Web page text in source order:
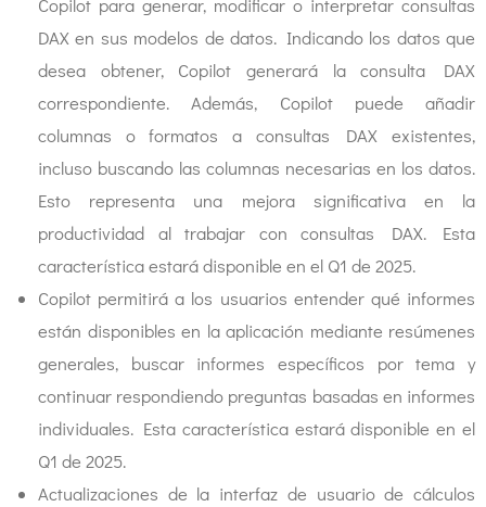
Copilot para generar, modificar o interpretar consultas
DAX en sus modelos de datos. Indicando los datos que
desea obtener, Copilot generará la consulta DAX
correspondiente. Además, Copilot puede añadir
columnas o formatos a consultas DAX existentes,
incluso buscando las columnas necesarias en los datos.
Esto representa una mejora significativa en la
productividad al trabajar con consultas DAX. Esta
característica estará disponible en el Q1 de 2025.
Copilot permitirá a los usuarios entender qué informes
están disponibles en la aplicación mediante resúmenes
generales, buscar informes específicos por tema y
continuar respondiendo preguntas basadas en informes
individuales. Esta característica estará disponible en el
Q1 de 2025.
Actualizaciones de la interfaz de usuario de cálculos